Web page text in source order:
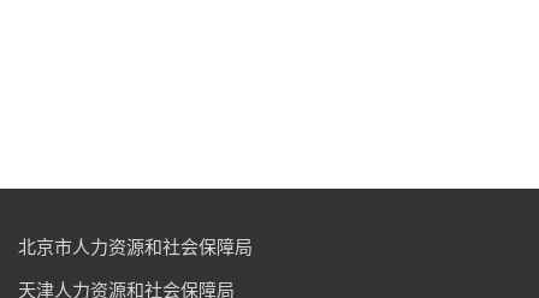
北京市人力资源和社会保障局
天津人力资源和社会保障局